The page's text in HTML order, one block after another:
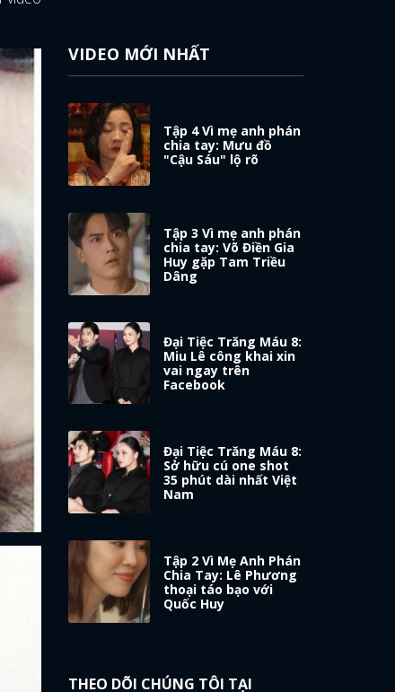
VIDEO MỚI NHẤT
Tập 4 Vì mẹ anh phán
chia tay: Mưu đồ
"Cậu Sáu" lộ rõ
Tập 3 Vì mẹ anh phán
chia tay: Võ Điền Gia
Huy gặp Tam Triều
Dâng
Đại Tiệc Trăng Máu 8:
Miu Lê công khai xin
vai ngay trên
Facebook
Đại Tiệc Trăng Máu 8:
Sở hữu cú one shot
35 phút dài nhất Việt
Nam
Tập 2 Vì Mẹ Anh Phán
Chia Tay: Lê Phương
thoại táo bạo với
Quốc Huy
THEO DÕI CHÚNG TÔI TẠI